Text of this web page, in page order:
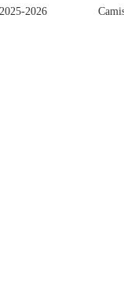
2026